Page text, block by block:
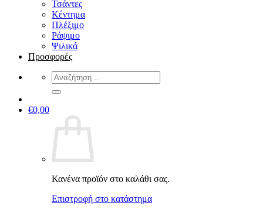
Τσάντες
Κέντημα
Πλέξιμο
Ράψιμο
Ψιλικά
Προσφορές
Αναζήτηση
για:
€0,00
Κανένα προϊόν στο καλάθι σας.
Επιστροφή στο κατάστημα